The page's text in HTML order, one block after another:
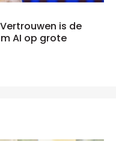
is de
AI op grote